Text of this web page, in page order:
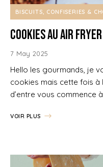
BISCUITS, CONFISERIES &
Cookies au Air fryer
7 May 2025
Hello les gourmands, je
cookies mais cette fois à
d’entre vous commence
VOIR PLUS